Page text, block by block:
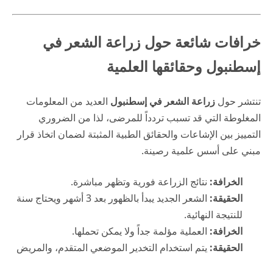
خرافات شائعة حول زراعة الشعر في
إسطنبول وحقائقها العلمية
تنتشر حول زراعة الشعر في إسطنبول العديد من المعلومات
المغلوطة التي قد تسبب تردداً للمرضى، لذا من الضروري
التمييز بين الإشاعات والحقائق الطبية المثبتة لضمان اتخاذ قرار
مبني على أسس علمية رصينة.
الخرافة: نتائج الزراعة فورية وتظهر مباشرة.
الحقيقة:
الشعر الجديد يبدأ بالظهور بعد 3 أشهر ويحتاج سنة
للنتيجة النهائية.
الخرافة: العملية مؤلمة جداً ولا يمكن تحملها.
الحقيقة: يتم استخدام التخدير الموضعي المتقدم، والمريض